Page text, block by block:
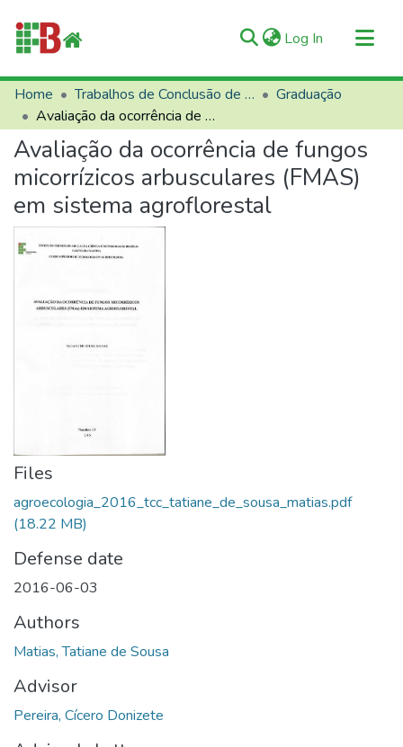
Log In (current)
Communities & Collections
All of RIIFB
Manuals and Terms
Statistics
About RIIFB
Contacts
Home Trabalhos de Conclusão de Curso (TCCs)
Graduação
Avaliação da ocorrência de fungos micorrízicos arbusculares (FMAS) em sistema agroflorestal
Avaliação da ocorrência de fungos
micorrízicos arbusculares (FMAS)
em sistema agroflorestal
Files
agroecologia_2016_tcc_tatiane_de_sousa_matias.pdf
(18.22 MB)
Defense date
2016-06-03
Authors
Matias, Tatiane de Sousa
Advisor
Pereira, Cícero Donizete